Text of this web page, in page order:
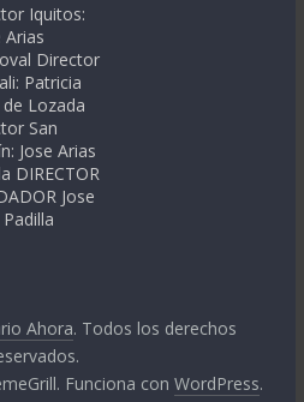
Iquitos:
Arias
Director
Patricia
Lozada
San
Jose Arias
DIRECTOR
Jose
Ahora. Todos los derechos
Funciona conWordPress.